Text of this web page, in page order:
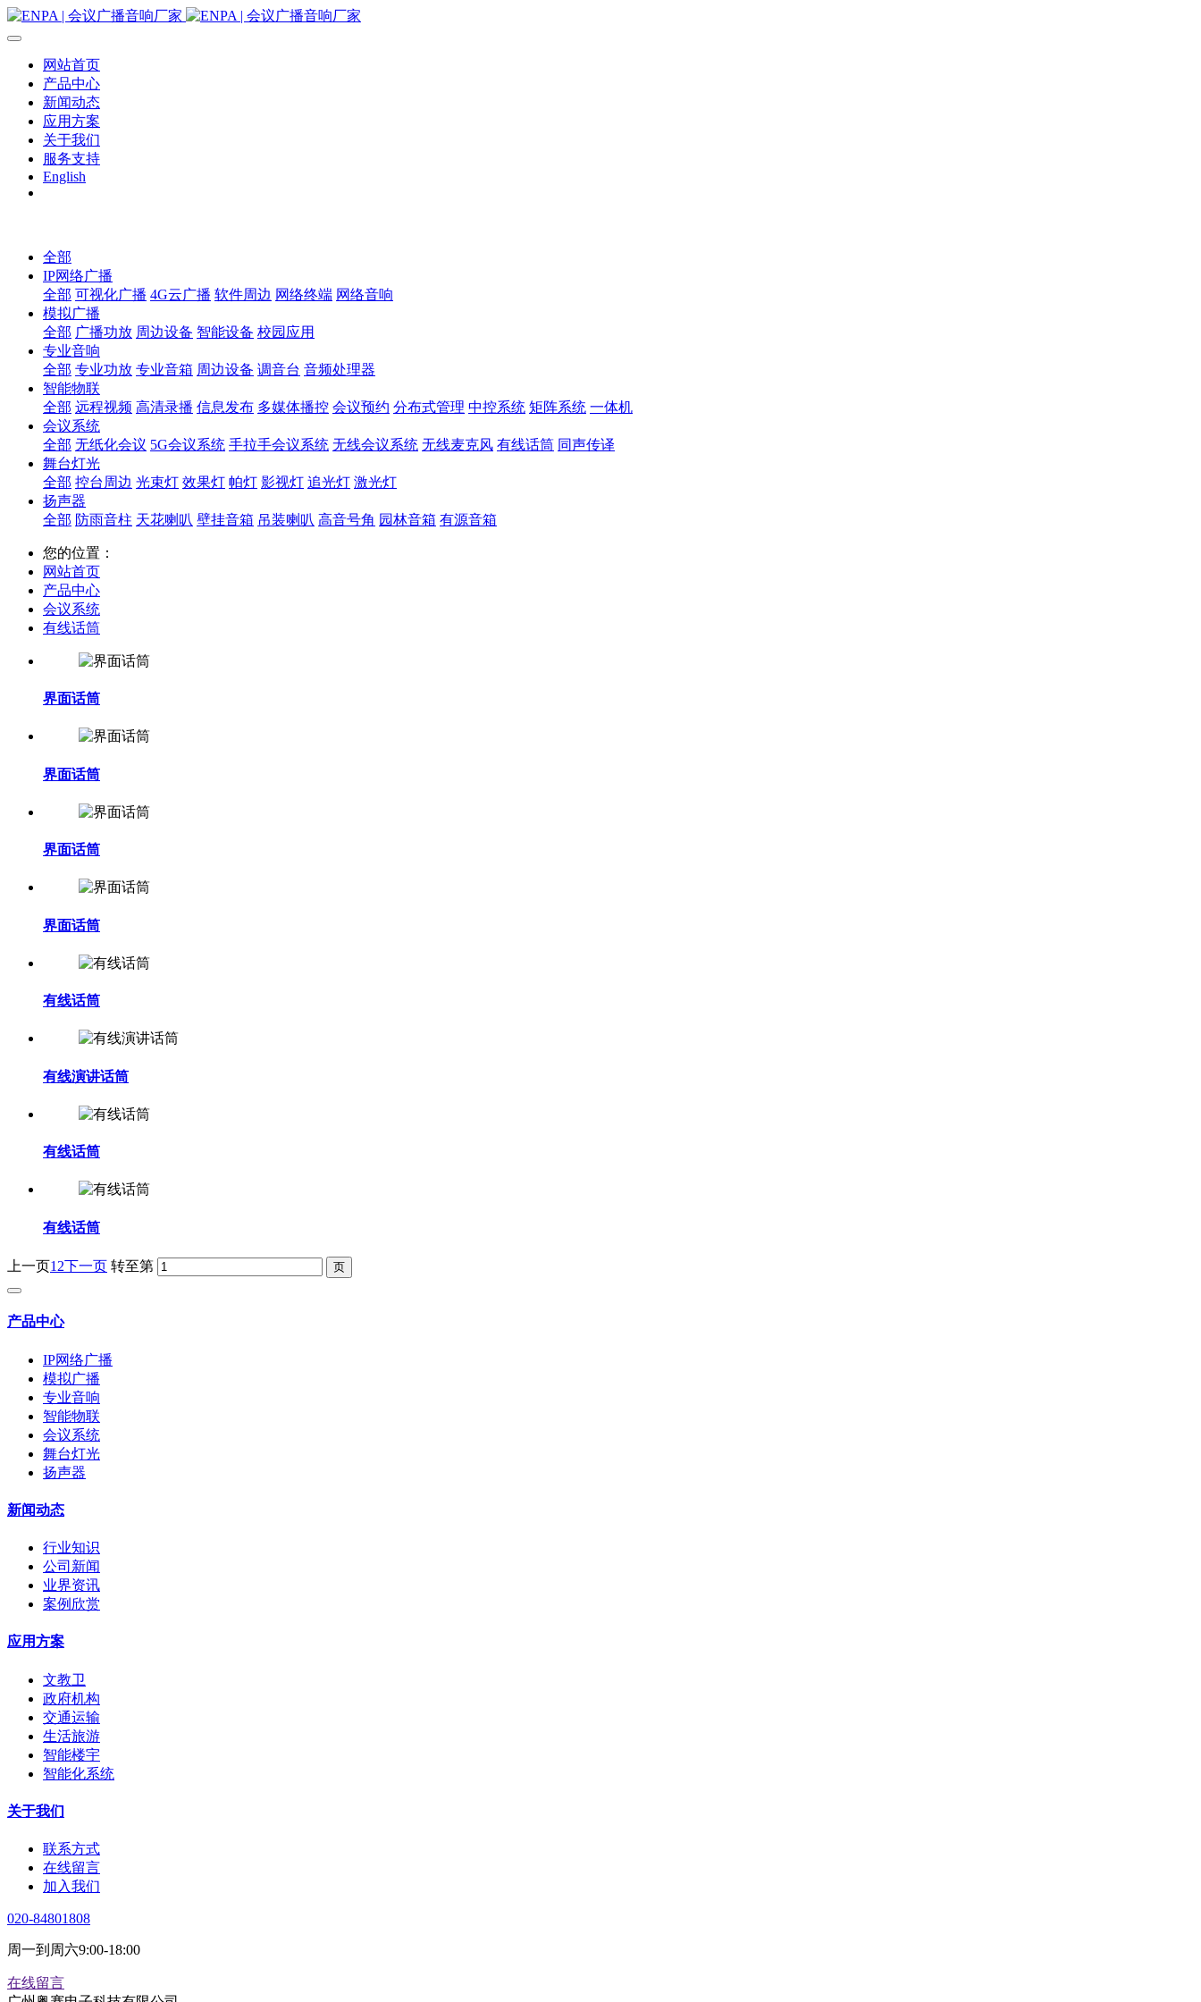
网站首页
产品中心
新闻动态
应用方案
关于我们
服务支持
English
全部
IP网络广播
全部 可视化广播 4G云广播 软件周边 网络终端 网络音响
模拟广播
全部 广播功放 周边设备 智能设备 校园应用
专业音响
全部 专业功放 专业音箱 周边设备 调音台 音频处理器
智能物联
全部 远程视频 高清录播 信息发布 多媒体播控 会议预约 分布式管理 中控系统 矩阵系统 一体机
会议系统
全部 无纸化会议 5G会议系统 手拉手会议系统 无线会议系统 无线麦克风 有线话筒 同声传译
舞台灯光
全部 控台周边 光束灯 效果灯 帕灯 影视灯 追光灯 激光灯
扬声器
全部 防雨音柱 天花喇叭 壁挂音箱 吊装喇叭 高音号角 园林音箱 有源音箱
您的位置：
网站首页
产品中心
会议系统
有线话筒
界面话筒
界面话筒
界面话筒
界面话筒
有线话筒
有线演讲话筒
有线话筒
有线话筒
上一页1 2下一页 转至第
产品中心
IP网络广播
模拟广播
专业音响
智能物联
会议系统
舞台灯光
扬声器
新闻动态
行业知识
公司新闻
业界资讯
案例欣赏
应用方案
文教卫
政府机构
交通运输
生活旅游
智能楼宇
智能化系统
关于我们
联系方式
在线留言
加入我们
020-84801808
周一到周六9:00-18:00
在线留言